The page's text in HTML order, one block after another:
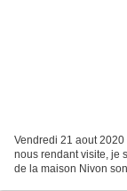
Vendredi 21 aout
nous rendant visite, je
de la maison Nivon